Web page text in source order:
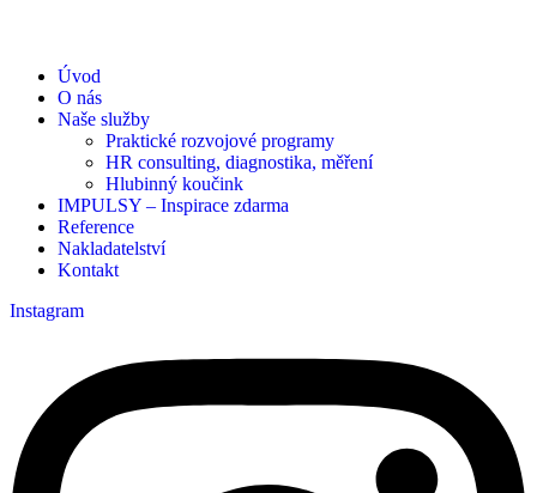
Úvod
O nás
Naše služby
Praktické rozvojové programy
HR consulting, diagnostika, měření
Hlubinný koučink
IMPULSY – Inspirace zdarma
Reference
Nakladatelství
Kontakt
Instagram